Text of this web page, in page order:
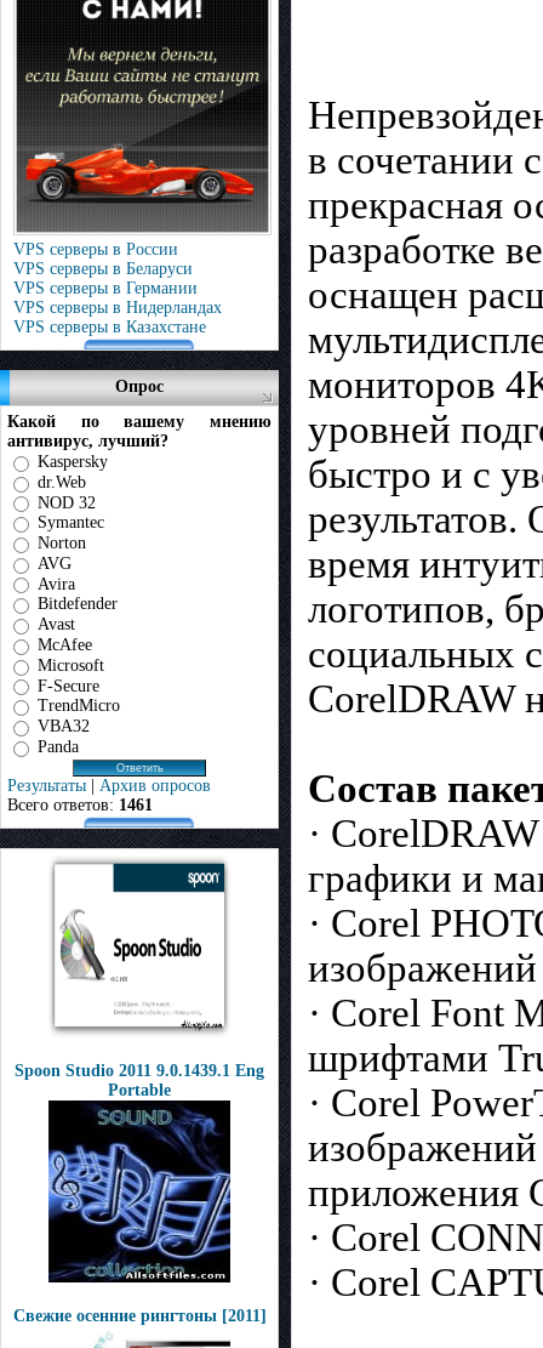
VPS серверы в России
VPS серверы в Беларуси
VPS серверы в Германии
VPS серверы в Нидерландах
VPS серверы в Казахстане
Опрос
Какой по вашему мнению
антивирус, лучший?
Kaspersky
dr.Web
NOD 32
Symantec
Norton
AVG
Avira
Bitdefender
Avast
McAfee
Microsoft
F-Secure
TrendMicro
VBA32
Panda
Результаты | Архив опросов
Всего ответов: 1461
Spoon Studio 2011 9.0.1439.1 Eng
Portable
Свежие осенние рингтоны [2011]
в сочетании
прекрасная
разработке
оснащен
мониторов
уровней
быстро и с
время
логотипов,
социальных
CorelDRAW
Состав
·
графики и
· Corel
изображений
· Corel Font
шрифтами
· Corel
изображений
приложения
· Corel
· Corel